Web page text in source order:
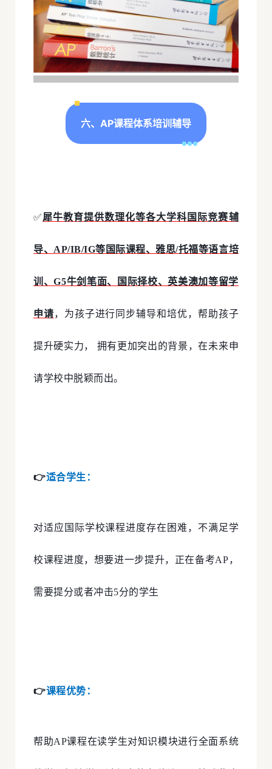
六、AP课程体系培训辅导
✅犀牛教育提供数理化等各大学科国际竞赛辅
导、AP/IB/IG等国际课程、雅思/托福等语言培
训、G5牛剑笔面、国际择校、英美澳加等留学
申请，为孩子进行同步辅导和培优，帮助孩子
提升硬实力， 拥有更加突出的背景，在未来申
请学校中脱颖而出。
👉适合学生：
对适应国际学校课程进度存在困难，不满足学
校课程进度，想要进一步提升，正在备考AP，
需要提分或者冲击5分的学生
👉课程优势：
帮助AP课程在读学生对知识模块进行全面系统